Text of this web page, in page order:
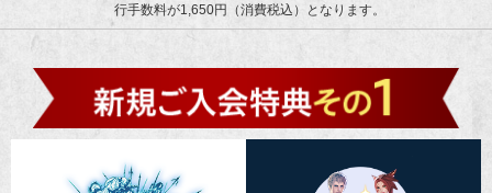
行手数料が1,650円（消費税込）となります。